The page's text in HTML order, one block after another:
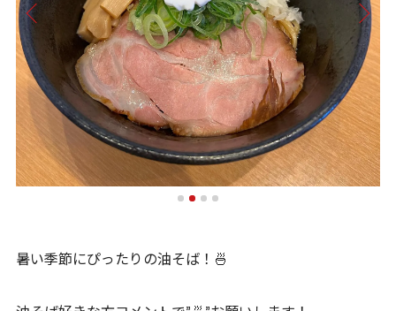
暑い季節にぴったりの油そば！🍜